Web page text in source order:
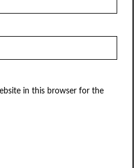
in this browser for the